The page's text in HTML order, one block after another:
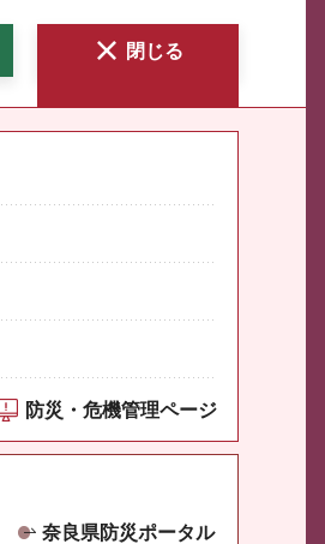
閉じる
防災・危機管理ページ
奈良県防災ポータル